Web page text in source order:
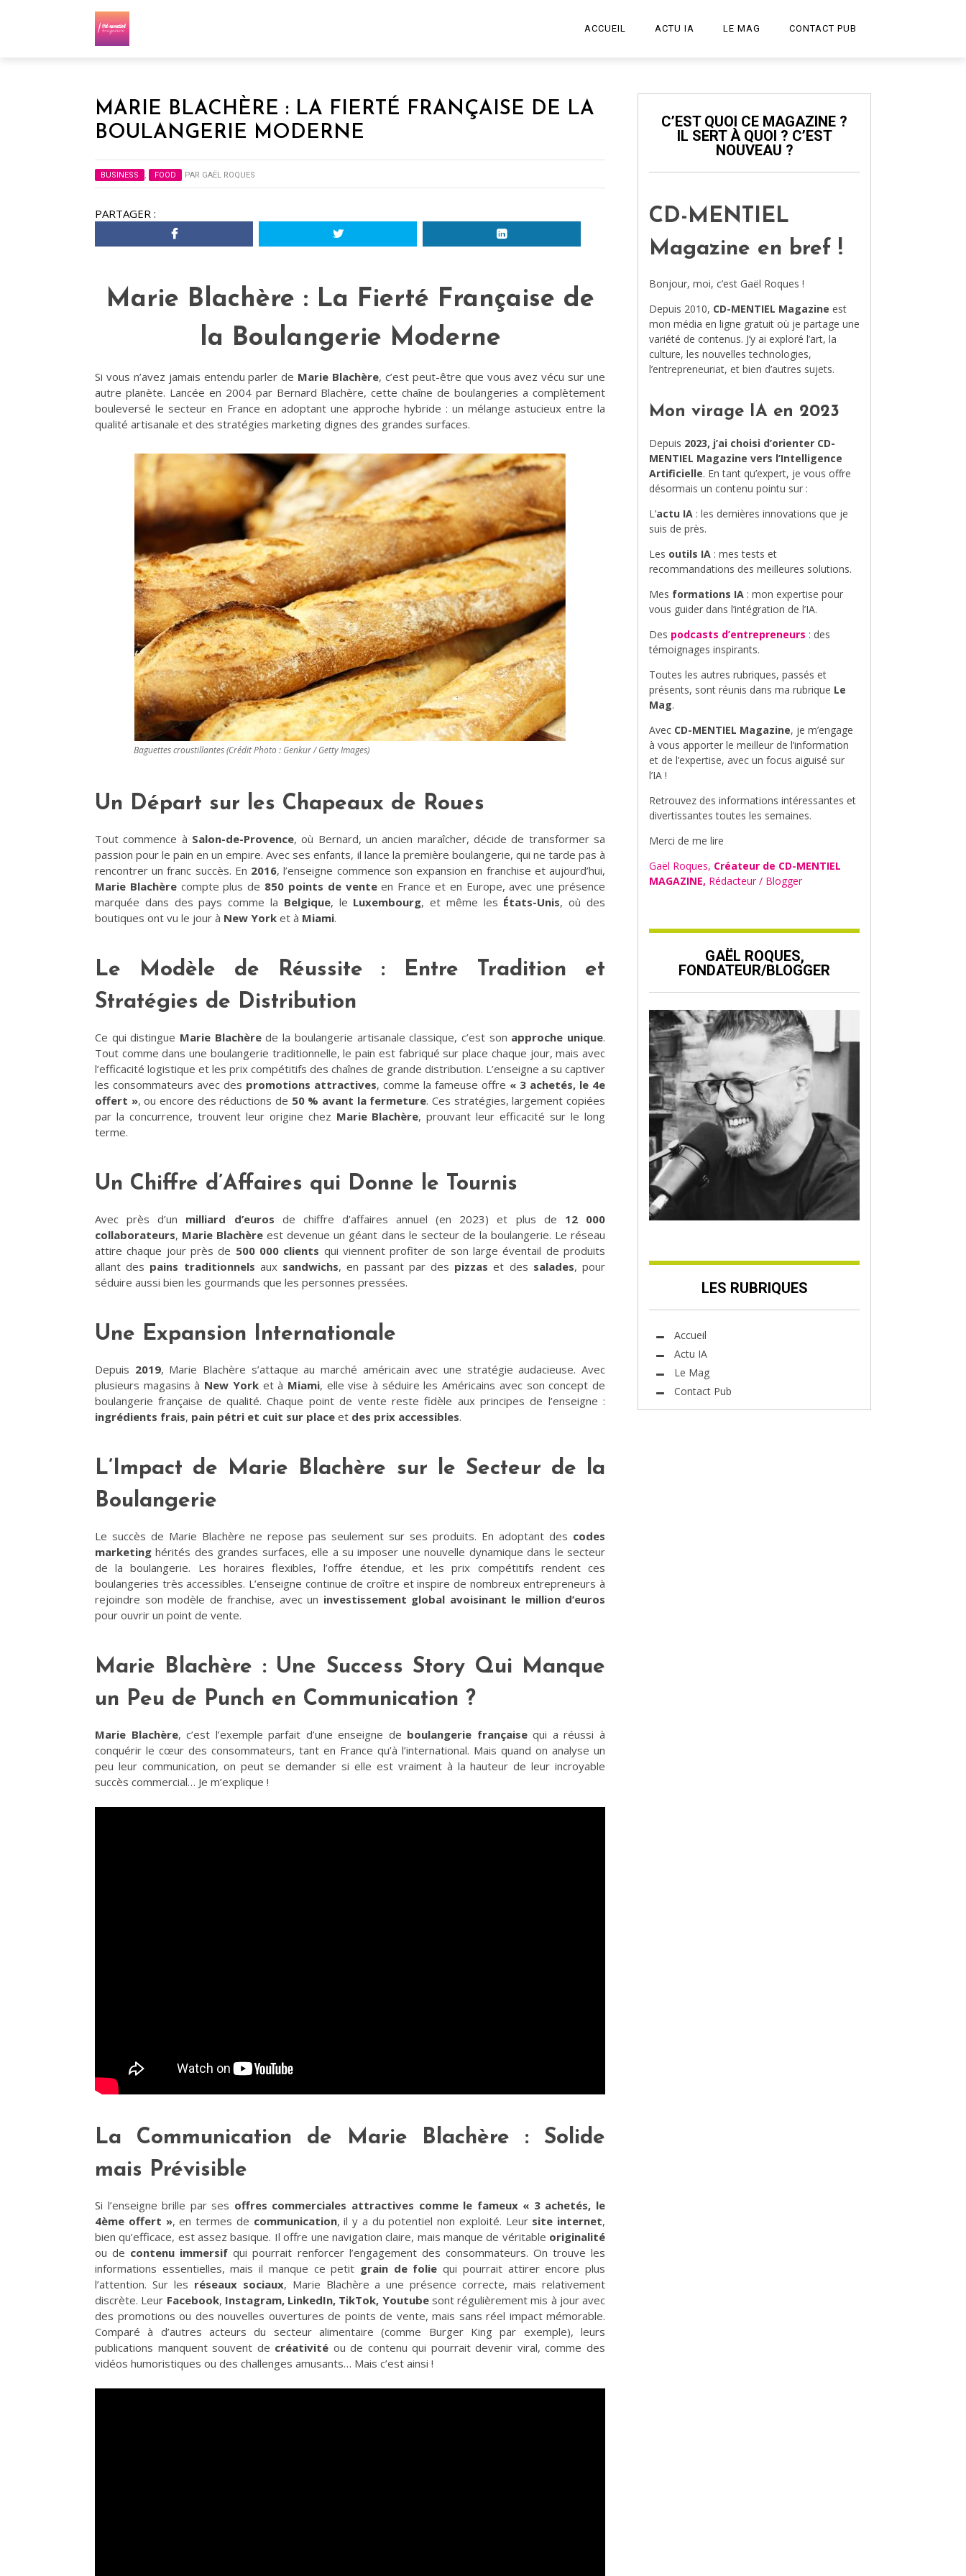
ACCUEIL ACTU IA LE MAG
PUBLICITÉ CRÉATIVE
DESIGN
ART ET CULTURE
ARCHITECTURE
MODE
VOYAGE
ÉQUILIBRE ET ÉVOLUTION
LE MIX DU MOIS
CONTACT PUB
MARIE BLACHÈRE : LA FIERTÉ FRANÇAISE DE LA
BOULANGERIE MODERNE
BUSINESS , FOOD PAR GAËL ROQUES
PARTAGER :
Marie Blachère : La Fierté Française de
la Boulangerie Moderne
Si vous n’avez jamais entendu parler de Marie Blachère, c’est peut-être que vous avez vécu sur une
autre planète. Lancée en 2004 par Bernard Blachère, cette chaîne de boulangeries a complètement
bouleversé le secteur en France en adoptant une approche hybride : un mélange astucieux entre la
qualité artisanale et des stratégies marketing dignes des grandes surfaces.
Baguettes croustillantes (Crédit Photo : Genkur / Getty Images)
Un Départ sur les Chapeaux de Roues
Tout commence à Salon-de-Provence, où Bernard, un ancien maraîcher, décide de transformer sa
passion pour le pain en un empire. Avec ses enfants, il lance la première boulangerie, qui ne tarde pas à
rencontrer un franc succès. En 2016, l’enseigne commence son expansion en franchise et aujourd’hui,
Marie Blachèrecompte plus de 850 points de venteen France et en Europe, avec une présence
marquée dans des pays comme la Belgique, le Luxembourg, et même les États-Unis, où des
boutiques ont vu le jour à New York et à Miami​.
Le Modèle de Réussite : Entre Tradition et
Stratégies de Distribution
Ce qui distingue Marie Blachèrede la boulangerie artisanale classique, c’est son approche unique.
Tout comme dans une boulangerie traditionnelle, le pain est fabriqué sur place chaque jour, mais avec
l’efficacité logistique et les prix compétitifs des chaînes de grande distribution. L’enseigne a su captiver
les consommateurs avec des promotions attractives, comme la fameuse offre « 3 achetés, le 4e
offert », ou encore des réductions de 50 % avant la fermeture. Ces stratégies, largement copiées
par la concurrence, trouvent leur origine chez Marie Blachère, prouvant leur efficacité sur le long
terme​.
Un Chiffre d’Affaires qui Donne le Tournis
Avec près d’un milliard d’euros de chiffre d’affaires annuel (en 2023) et plus de 12 000
collaborateurs, Marie Blachère est devenue un géant dans le secteur de la boulangerie. Le réseau
attire chaque jour près de 500 000 clients qui viennent profiter de son large éventail de produits
allant des pains traditionnels aux sandwichs, en passant par des pizzas et des salades, pour
séduire aussi bien les gourmands que les personnes pressées​.
Une Expansion Internationale
Depuis 2019, Marie Blachère s’attaque au marché américain avec une stratégie audacieuse. Avec
plusieurs magasins à New Yorket à Miami, elle vise à séduire les Américains avec son concept de
boulangerie française de qualité. Chaque point de vente reste fidèle aux principes de l’enseigne :
ingrédients frais, pain pétri et cuit sur place et des prix accessibles​.
L’Impact de Marie Blachère sur le Secteur de la
Boulangerie
Le succès de Marie Blachère ne repose pas seulement sur ses produits. En adoptant des codes
marketing hérités des grandes surfaces, elle a su imposer une nouvelle dynamique dans le secteur
de la boulangerie. Les horaires flexibles, l’offre étendue, et les prix compétitifs rendent ces
boulangeries très accessibles. L’enseigne continue de croître et inspire de nombreux entrepreneurs à
rejoindre son modèle de franchise, avec un investissement global avoisinant le million d’euros
pour ouvrir un point de vente​.
Marie Blachère : Une Success Story Qui Manque
un Peu de Punch en Communication ?
Marie Blachère, c’est l’exemple parfait d’une enseigne de boulangerie françaisequi a réussi à
conquérir le cœur des consommateurs, tant en France qu’à l’international. Mais quand on analyse un
peu leur communication, on peut se demander si elle est vraiment à la hauteur de leur incroyable
succès commercial… Je m’explique !
La Communication de Marie Blachère : Solide
mais Prévisible
Si l’enseigne brille par ses offres commerciales attractives comme le fameux « 3 achetés, le
4ème offert », en termes de communication, il y a du potentiel non exploité. Leur site internet,
bien qu’efficace, est assez basique. Il offre une navigation claire, mais manque de véritable originalité
ou de contenu immersif qui pourrait renforcer l’engagement des consommateurs. On trouve les
informations essentielles, mais il manque ce petit grain de folie qui pourrait attirer encore plus
l’attention. Sur les réseaux sociaux, Marie Blachère a une présence correcte, mais relativement
discrète. Leur Facebook, Instagram, LinkedIn, TikTok, Youtubesont régulièrement mis à jour avec
des promotions ou des nouvelles ouvertures de points de vente, mais sans réel impact mémorable.
Comparé à d’autres acteurs du secteur alimentaire (comme Burger King par exemple), leurs
publications manquent souvent de créativité ou de contenu qui pourrait devenir viral, comme des
vidéos humoristiques ou des challenges amusants… Mais c’est ainsi !
C’EST QUOI CE MAGAZINE ?
IL SERT À QUOI ? C’EST
NOUVEAU ?
CD-MENTIEL
Magazine en bref !
Bonjour, moi, c’est Gaël Roques !
Depuis 2010, CD-MENTIEL Magazine est
mon média en ligne gratuit où je partage une
variété de contenus. J’y ai exploré l’art, la
culture, les nouvelles technologies,
l’entrepreneuriat, et bien d’autres sujets.
Mon virage IA en 2023
Depuis 2023, j’ai choisi d’orienter CD-
MENTIEL Magazine vers l’Intelligence
Artificielle. En tant qu’expert, je vous offre
désormais un contenu pointu sur :
L’actu IA : les dernières innovations que je
suis de près.
Les outils IA : mes tests et
recommandations des meilleures solutions.
Mes formations IA : mon expertise pour
vous guider dans l’intégration de l’IA.
Des podcasts d’entrepreneurs : des
témoignages inspirants.
Toutes les autres rubriques, passés et
présents, sont réunis dans ma rubrique Le
Mag.
Avec CD-MENTIEL Magazine, je m’engage
à vous apporter le meilleur de l’information
et de l’expertise, avec un focus aiguisé sur
l’IA !
Retrouvez des informations intéressantes et
divertissantes toutes les semaines.
Merci de me lire
Gaël Roques, Créateur de CD-MENTIEL
MAGAZINE, Rédacteur / Blogger
GAËL ROQUES,
FONDATEUR/BLOGGER
LES RUBRIQUES
Accueil
Actu IA
Le Mag
Contact Pub